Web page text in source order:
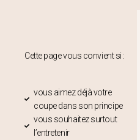
Cette page vous convient si :
vous aimez déjà votre
coupe dans son principe
vous souhaitez surtout
l’entretenir